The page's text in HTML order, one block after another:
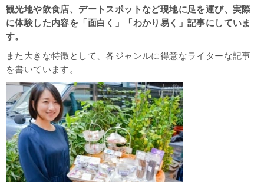
観光地や飲食店、デートスポットなど現地に足を運び、実際
に体験した内容を「面白く」「わかり易く」記事にしていま
す。
また大きな特徴として、各ジャンルに得意なライターな記事
を書いています。